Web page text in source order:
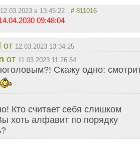
12.03.2023 в 13:45:22 # 811016
09:48:04
от 12.03.2023 13:34:25
от 11.03.2023 11:26:54
Скажу одно:
Кто считает себя слишком
хоть алфавит по порядку